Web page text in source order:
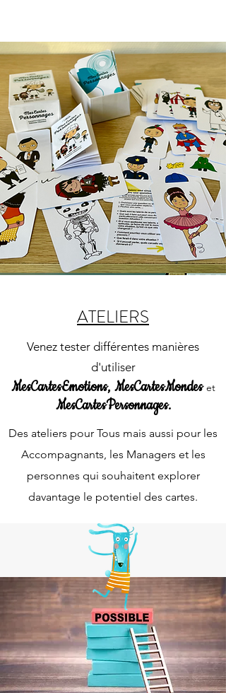
ATELIERS
Venez tester différentes manières
d'utiliser
MesCartesEmotions, MesCartesMondeset
MesCartesPersonnages.
Des ateliers pour Tous mais aussi pour les
Accompagnants, les Managers et les
personnes qui souhaitent explorer
davantage le potentiel des cartes.